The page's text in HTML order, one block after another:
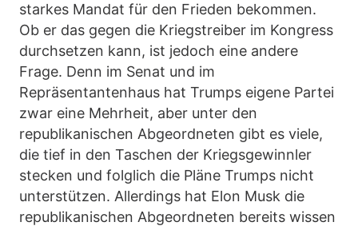
starkes Mandat für den Frieden bekommen.
Ob er das gegen die Kriegstreiber im Kongress
durchsetzen kann, ist jedoch eine andere
Frage. Denn im Senat und im
Repräsentantenhaus hat Trumps eigene Partei
zwar eine Mehrheit, aber unter den
republikanischen Abgeordneten gibt es viele,
die tief in den Taschen der Kriegsgewinnler
stecken und folglich die Pläne Trumps nicht
unterstützen. Allerdings hat Elon Musk die
republikanischen Abgeordneten bereits wissen